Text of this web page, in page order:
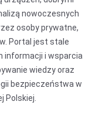
nowoczesnych
osoby prywatne,
Portal jest stale
informacji i wsparcia
wiedzy oraz
bezpieczeństwa w
Polskiej.